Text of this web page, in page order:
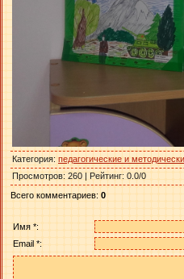
Категория: педагогические и
Просмотров: 260 | Рейтинг: 0.0/0
Всего комментариев: 0
Имя *:
Email *: